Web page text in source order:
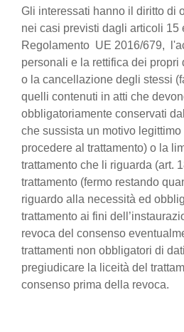
Gli interessati hanno il diritto di
nei casi previsti dagli articoli 15
Regolamento UE 2016/679,
personali e la rettifica dei
o la cancellazione degli stessi
quelli contenuti in atti che
obbligatoriamente conservati
che sussista un motivo
procedere al trattamento) o la
trattamento che li riguarda (art.
trattamento (fermo restando
riguardo alla necessità ed
trattamento ai fini
revoca del consenso
trattamenti non obbligatori di
pregiudicare la liceità del
consenso prima della revoca.